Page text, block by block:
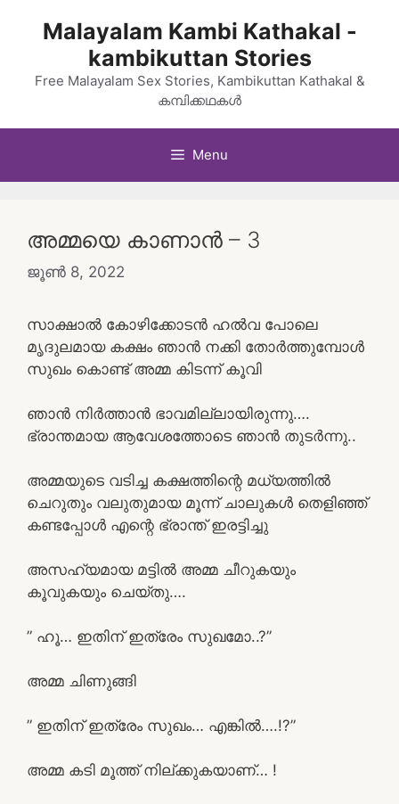
Malayalam Kambi Kathakal -
kambikuttan Stories
Free Malayalam Sex Stories, Kambikuttan Kathakal &
കമ്പിക്കഥകൾ
Menu
അമ്മയെ കാണാൻ – 3
ജൂൺ 8, 2022
സാക്ഷാൽ കോഴിക്കോടൻ ഹൽവ പോലെ
മൃദുലമായ കക്ഷം ഞാൻ നക്കി തോർത്തുമ്പോൾ
സുഖം കൊണ്ട് അമ്മ കിടന്ന് കൂവി
ഞാൻ നിർത്താൻ ഭാവമില്ലായിരുന്നു….
ഭ്രാന്തമായ ആവേശത്തോടെ ഞാൻ തുടർന്നു..
അമ്മയുടെ വടിച്ച കക്ഷത്തിന്റെ മധ്യത്തിൽ
ചെറുതും വലുതുമായ മൂന്ന് ചാലുകൾ തെളിഞ്ഞ്
കണ്ടപ്പോൾ എന്റെ ഭ്രാന്ത് ഇരട്ടിച്ചു
അസഹ്യമായ മട്ടിൽ അമ്മ ചീറുകയും
കൂവുകയും ചെയ്തു….
” ഹൂ… ഇതിന് ഇത്രേം സുഖമോ..?”
അമ്മ ചിണുങ്ങി
” ഇതിന് ഇത്രേം സുഖം… എങ്കിൽ….!?”
അമ്മ കടി മൂത്ത് നില്ക്കുകയാണ്… !